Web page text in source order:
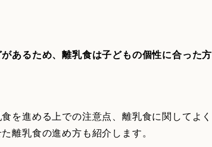
あるため、離乳食は子どもの個性に合った方
を進める上での注意点、離乳食に関してよく
離乳食の進め方も紹介します。